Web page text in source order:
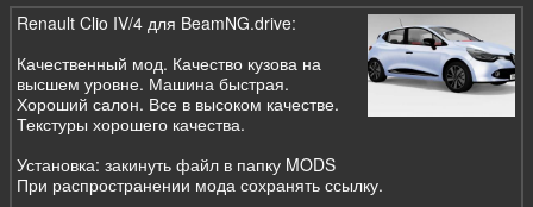
Renault Clio IV/4 для BeamNG.drive:
Качественный мод. Качество кузова на
высшем уровне. Машина быстрая.
Хороший салон. Все в высоком качестве.
Текстуры хорошего качества.
Установка: закинуть файл в папку MODS
При распространении мода сохранять ссылку.